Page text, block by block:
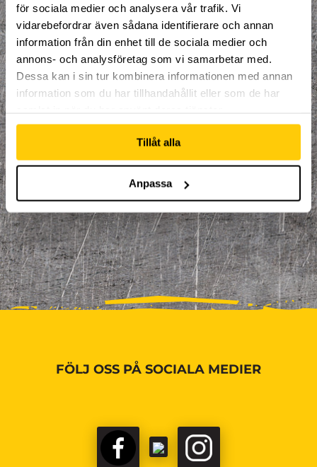
för sociala medier och analysera vår trafik. Vi
vidarebefordrar även sådana identifierare och annan
information från din enhet till de sociala medier och
annons- och analysföretag som vi samarbetar med.
Dessa kan i sin tur kombinera informationen med annan
information som du har tillhandahållit eller som de har
Tillåt alla
Anpassa
Välkommen till en ny termin med
organiserad träning, fylld av adrenalin och
uppfinningsrikedom där du får prova på
alla sporter i en arena helt utan gränser!
Våra coacher tar hand om dig och ser till
att du ständigt utvecklas i den riktning
du brinner för. Spontanitet, glädje och
Alla mellan 10-15 år är välkomna att delta.
Start för ht 2020 - v.6, Eftersom vi redan
kvar med rabatterat pris nedan!
FÖLJ OSS PÅ SOCIALA MEDIER